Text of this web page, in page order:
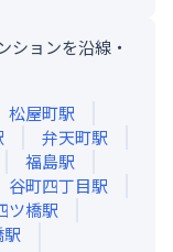
ションを沿線・
松屋町駅
弁天町駅
福島駅
谷町四丁目駅
ツ橋駅
駅